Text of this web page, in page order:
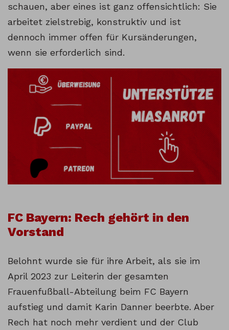
schauen, aber eines ist ganz offensichtlich: Sie
arbeitet zielstrebig, konstruktiv und ist
dennoch immer offen für Kursänderungen,
wenn sie erforderlich sind.
FC Bayern: Rech gehört in den
Vorstand
Belohnt wurde sie für ihre Arbeit, als sie im
April 2023 zur Leiterin der gesamten
Frauenfußball-Abteilung beim FC Bayern
aufstieg und damit Karin Danner beerbte. Aber
Rech hat noch mehr verdient und der Club